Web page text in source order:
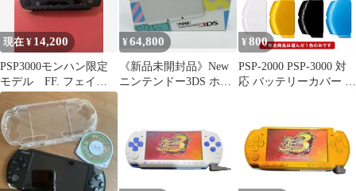
現在 ¥ 14,200
PSP3000モンハン限定
モデル FF. フェイト
等ゲーム付き、ビデオ
etc
¥64,800
《新品未開封品》New
ニンテンドー3DS ホワ
¥ 800
PSP-2000 PSP-3000 対
応 バッテリーカバー 交
ー 部品 レトロ本舗アジ
ト 代用品 電池カバー
落下防止